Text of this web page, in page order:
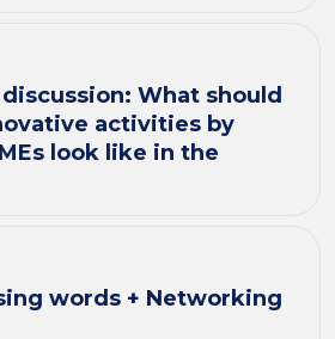
What should
activities by
look like in the
words + Networking